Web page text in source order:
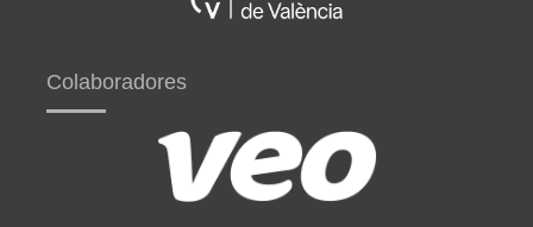
Colaboradores